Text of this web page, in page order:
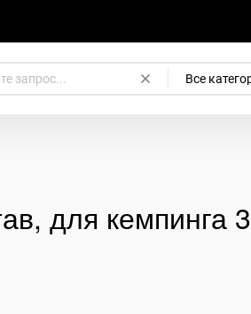
Все
для кемпинга